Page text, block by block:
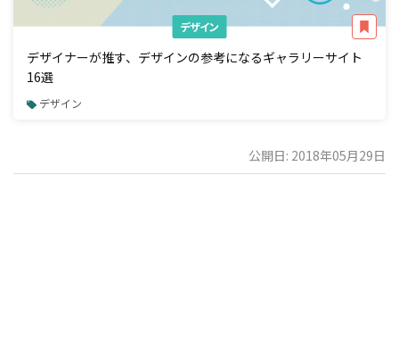
デザイン
デザイナーが推す、デザインの参考になるギャラリーサイト
16選
デザイン
公開日: 2018年05月29日